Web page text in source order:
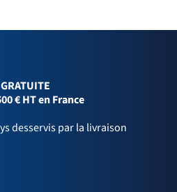
€ HT en France
desservis par la livraison